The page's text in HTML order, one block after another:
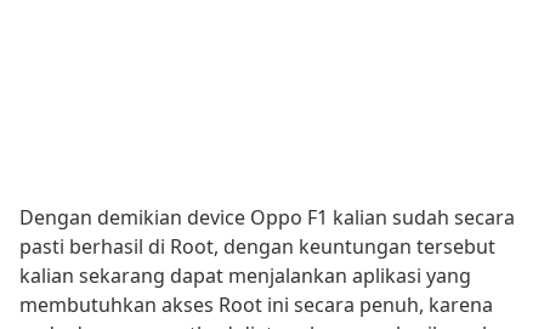
Dengan demikian device Oppo F1 kalian sudah secara
pasti berhasil di Root, dengan keuntungan tersebut
kalian sekarang dapat menjalankan aplikasi yang
membutuhkan akses Root ini secara penuh, karena